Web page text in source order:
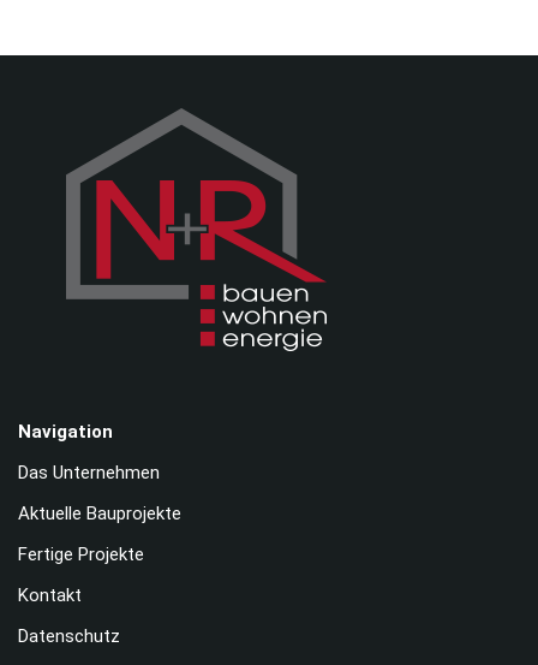
Navigation
Das Unternehmen
Aktuelle Bauprojekte
Fertige Projekte
Kontakt
Datenschutz